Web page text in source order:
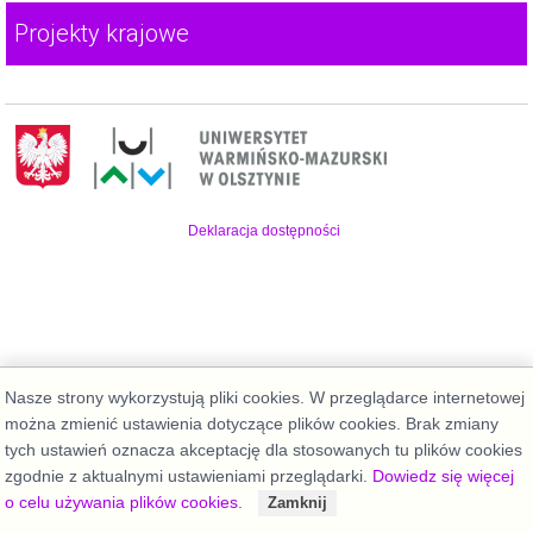
Projekty krajowe
Deklaracja dostępności
Nasze strony wykorzystują pliki cookies. W przeglądarce internetowej
można zmienić ustawienia dotyczące plików cookies. Brak zmiany
tych ustawień oznacza akceptację dla stosowanych tu plików cookies
zgodnie z aktualnymi ustawieniami przeglądarki. Dowiedz się więcej
o celu używania plików cookies.